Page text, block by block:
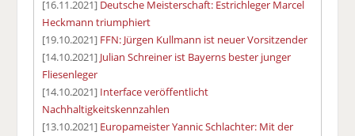
[16.11.2021] Deutsche Meisterschaft: Estrichleger Marcel
Heckmann triumphiert
[19.10.2021] FFN: Jürgen Kullmann ist neuer Vorsitzender
[14.10.2021] Julian Schreiner ist Bayerns bester junger
Fliesenleger
[14.10.2021] Interface veröffentlicht
Nachhaltigkeitskennzahlen
[13.10.2021] Europameister Yannic Schlachter: Mit der